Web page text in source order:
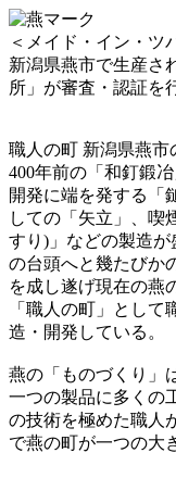
＜メイド・イン・ツ
新潟県燕市で生産さ
所」が審査・認証を
職人の町 新潟県燕市
400年前の「和釘鍛
開発に端を発する「
しての「矢立」、喫
すり)」などの製造
の台頭へと幾たびか
を成し遂げ現在の燕
「職人の町」とし
造・開発している。
燕の「ものづくり」
一つの製品に多くの
の技術を極めた職人
で燕の町が一つの大